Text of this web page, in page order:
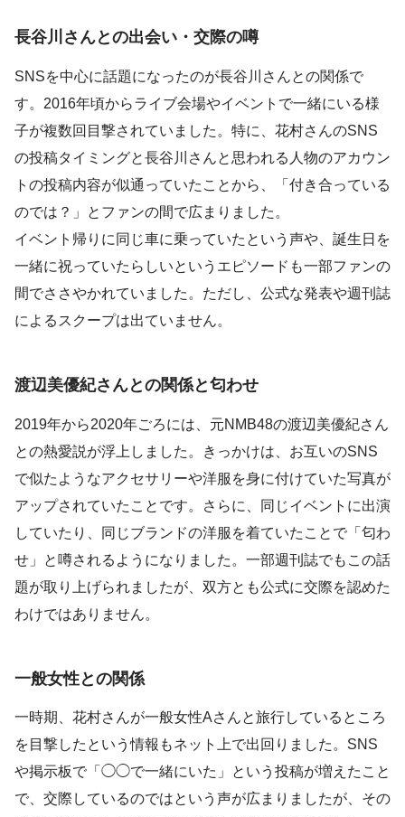
長谷川さんとの出会い・交際の噂
SNSを中心に話題になったのが長谷川さんとの関係で
す。2016年頃からライブ会場やイベントで一緒にいる様
子が複数回目撃されていました。特に、花村さんのSNS
の投稿タイミングと長谷川さんと思われる人物のアカウン
トの投稿内容が似通っていたことから、「付き合っている
のでは？」とファンの間で広まりました。
イベント帰りに同じ車に乗っていたという声や、誕生日を
一緒に祝っていたらしいというエピソードも一部ファンの
間でささやかれていました。ただし、公式な発表や週刊誌
によるスクープは出ていません。
渡辺美優紀さんとの関係と匂わせ
2019年から2020年ごろには、元NMB48の渡辺美優紀さん
との熱愛説が浮上しました。きっかけは、お互いのSNS
で似たようなアクセサリーや洋服を身に付けていた写真が
アップされていたことです。さらに、同じイベントに出演
していたり、同じブランドの洋服を着ていたことで「匂わ
せ」と噂されるようになりました。一部週刊誌でもこの話
題が取り上げられましたが、双方とも公式に交際を認めた
わけではありません。
一般女性との関係
一時期、花村さんが一般女性Aさんと旅行しているところ
を目撃したという情報もネット上で出回りました。SNS
や掲示板で「◯◯で一緒にいた」という投稿が増えたこと
で、交際しているのではという声が広まりましたが、その